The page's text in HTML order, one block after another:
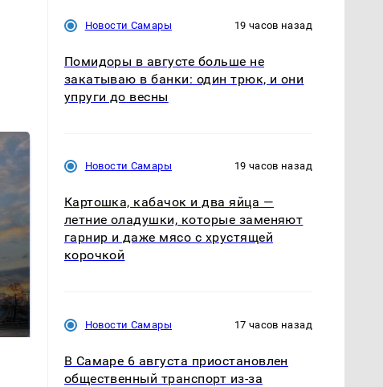
продукта: что купить?
подожгли.
Новости Самары 19 часов назад
Помидоры в августе больше не
закатываю в банки: один трюк, и они
упруги до весны
Новости Самары 19 часов назад
Картошка, кабачок и два яйца —
летние оладушки, которые заменяют
гарнир и даже мясо с хрустящей
корочкой
Новости Самары 17 часов назад
В Самаре 6 августа приостановлен
общественный транспорт из-за